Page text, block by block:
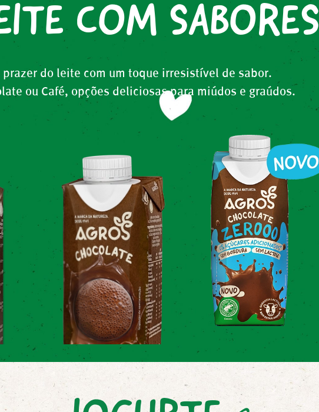
COM SABORES
prazer do leite com um toque irresistível de sabor.
ou Café, opções deliciosas para miúdos e graúdos.